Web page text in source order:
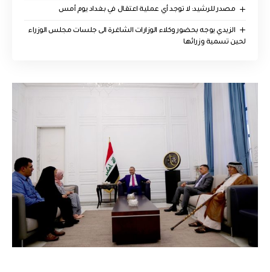
مصدر للرشيد: لا توجد أي عملية اعتقال في بغداد يوم أمس
الزيدي يوجه بحضور وكلاء الوزارات الشاغرة الى جلسات مجلس الوزراء
لحين تسمية وزرائها